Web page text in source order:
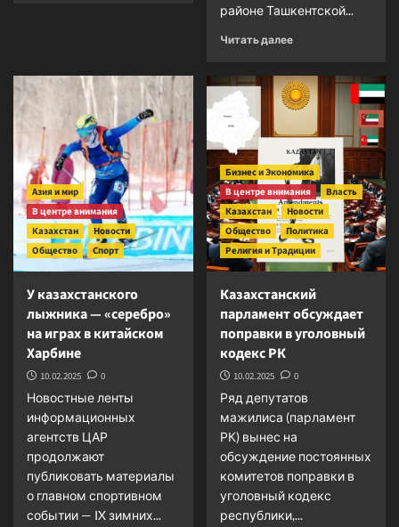
минобороны
США
боевые
вертолеты
районе Ташкентской...
Читать далееПрочитать
В
Узбекистане
с
наркотиками
старший
помощник
прокурора
области
Азия и мир
В центре внимания
Казахстан
Новости
Общество
Спорт
У казахстанского
лыжника — «серебро»
на играх в китайском
Харбине
10.02.2025 0
Новостные ленты
информационных
агентств ЦАР
продолжают
публиковать материалы
о главном спортивном
событии — IX зимних...
Бизнес и Экономика
В центре внимания
Власть
Казахстан
Новости
Общество
Политика
Религия и Традиции
Казахстанский
парламент обсуждает
поправки в уголовный
кодекс РК
10.02.2025 0
Ряд депутатов
мажилиса (парламент
РК) вынес на
обсуждение постоянных
комитетов поправки в
уголовный кодекс
республики,...